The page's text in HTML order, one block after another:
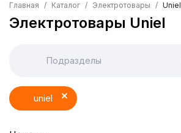
Главная Каталог Электротовары Uniel
Электротовары Uniel
Подразделы
uniel